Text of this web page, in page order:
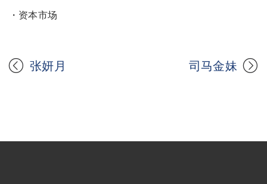
・资本市场
张妍月 司马金妹